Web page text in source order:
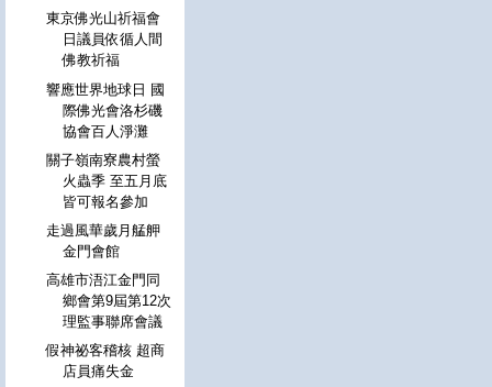
東京佛光山祈福會
日議員依循人間
佛教祈福
響應世界地球日 國
際佛光會洛杉磯
協會百人淨灘
關子嶺南寮農村螢
火蟲季 至五月底
皆可報名參加
走過風華歲月艋舺
金門會館
高雄市浯江金門同
鄉會第9屆第12次
理監事聯席會議
假神祕客稽核 超商
店員痛失金